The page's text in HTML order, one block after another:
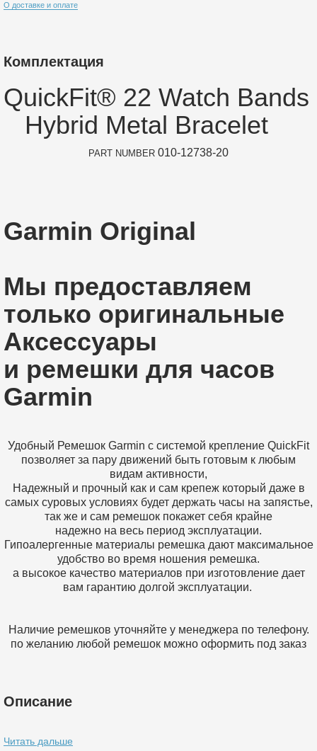
О доставке и оплате
Комплектация
QuickFit® 22 Watch Bands
Hybrid Metal Bracelet
PART NUMBER 010-12738-20
Garmin Original
Мы предоставляем
только оригинальные
Аксессуары​
и ремешки для часов
Garmin
Удобный Ремешок Garmin c системой крепление QuickFit
позволяет за пару движений быть готовым к любым
видам активности,
Надежный и прочный как и сам крепеж который даже в
самых суровых условиях будет держать часы на запястье,
так же и сам ремешок покажет себя крайне
надежно на весь период эксплуатации.
Гипоалергенные материалы ремешка дают максимальное
удобство во время ношения ремешка.
а высокое качество материалов при изготовление дает
вам гарантию долгой эксплуатации.
Наличие ремешков уточняйте у менеджера по телефону.
по желанию любой ремешок можно оформить под заказ
Описание
Читать дальше